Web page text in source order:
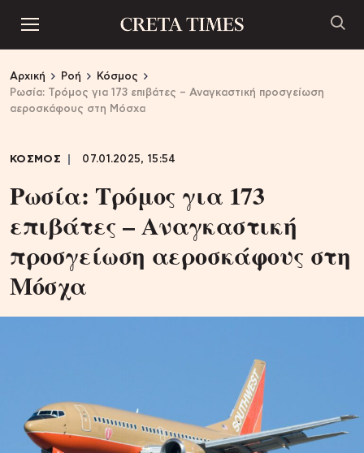
Αρχική Ροή
Κόσμος
Ρωσία: Τρόμος για 173 επιβάτες – Αναγκαστική προσγείωση
αεροσκάφους στη Μόσχα
ΚΟΣΜΟΣ 07.01.2025, 15:54
Ρωσία: Τρόμος για 173
επιβάτες – Αναγκαστική
προσγείωση αεροσκάφους στη
Μόσχα